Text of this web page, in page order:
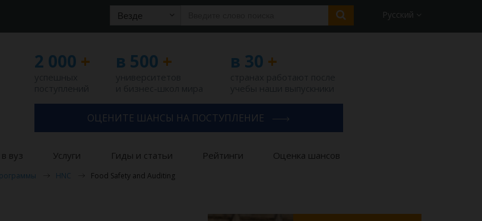
Везде Русский
2 000 + в 500 + в 30 +
ОЦЕНИТЕ ШАНСЫ НА ПОСТУПЛЕНИЕ
вуз Услуги Гиды и статьи Рейтинги Оценка шансов
HNC Food Safety and Auditing